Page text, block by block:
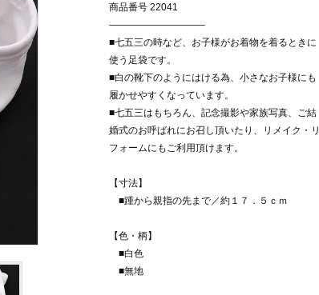
商品番号 22041
――――――――――
■七五三の時など、お子様がお着物を着るときに
使う足袋です。
■白の靴下のようにはける為、小さなお子様にも
履かせやすくなっています。
■七五三はもちろん、記念撮影や家族写真、ご結
婚式のお呼ばれにお召し頂いたり、リメイク・リ
フォームにもご利用頂けます。
【寸法】
■踵から親指の先まで／約１７．５ｃｍ
【色・柄】
■白色
■無地